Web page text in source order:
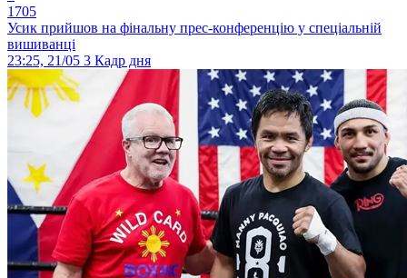
1705
Усик прийшов на фінальну прес-конференцію у спеціальній
вишиванці
23:25, 21/05 3 Кадр дня